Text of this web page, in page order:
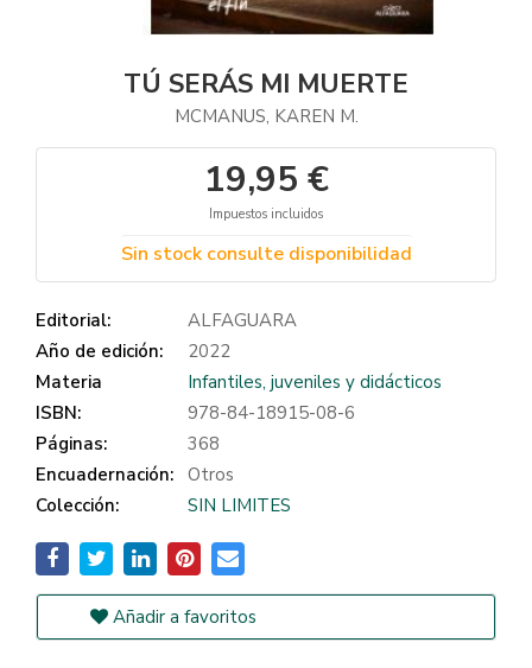
TÚ SERÁS MI MUERTE
MCMANUS, KAREN M.
19,95 €
Impuestos incluidos
Sin stock consulte disponibilidad
Editorial:
ALFAGUARA
Año de edición:
2022
Materia
Infantiles, juveniles y didácticos
ISBN:
978-84-18915-08-6
Páginas:
368
Encuadernación: Otros
Colección:
SIN LIMITES
Añadir a favoritos